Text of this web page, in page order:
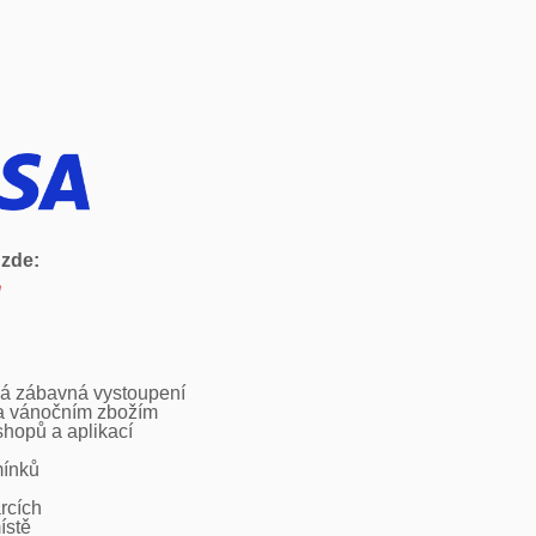
zábavná vystoupení
vánočním zbožím
a aplikací